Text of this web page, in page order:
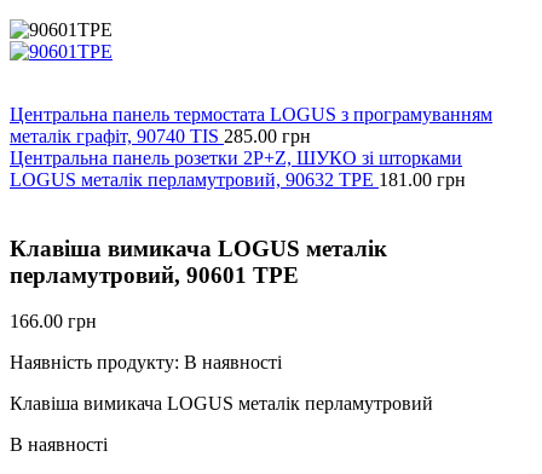
Центральна панель термостата LOGUS з програмуванням
металік графіт, 90740 TIS 285.00 грн
Центральна панель розетки 2P+Z, ШУКО зі шторками
LOGUS металік перламутровий, 90632 TPE 181.00 грн
Клавіша вимикача LOGUS металік
перламутровий, 90601 TPE
166.00 грн
Наявність продукту: В наявності
Клавіша вимикача LOGUS металік перламутровий
В наявності